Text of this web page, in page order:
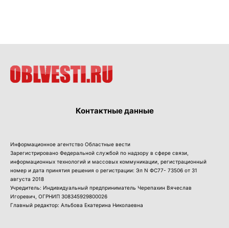
Контактные данные
Информационное агентство Областные вести
Зарегистрировано Федеральной службой по надзору в сфере связи,
информационных технологий и массовых коммуникации, регистрационный
номер и дата принятия решения о регистрации: Эл N ФС77- 73506 от 31
августа 2018
Учредитель: Индивидуальный предприниматель Черепахин Вячеслав
Игоревич, ОГРНИП 308345929800026
Главный редактор: Альбова Екатерина Николаевна